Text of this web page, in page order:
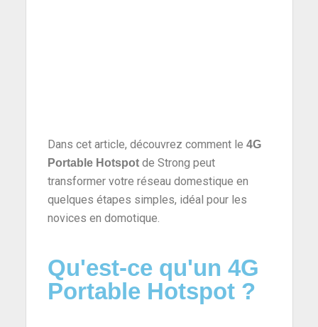
Dans cet article, découvrez comment le 4G
Portable Hotspotde Strong peut
transformer votre réseau domestique en
quelques étapes simples, idéal pour les
novices en domotique.
Qu'est-ce qu'un 4G
Portable Hotspot ?